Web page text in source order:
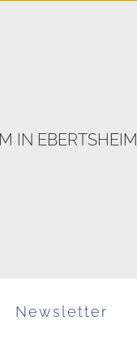
IN EBERTSHEIM
Newsletter